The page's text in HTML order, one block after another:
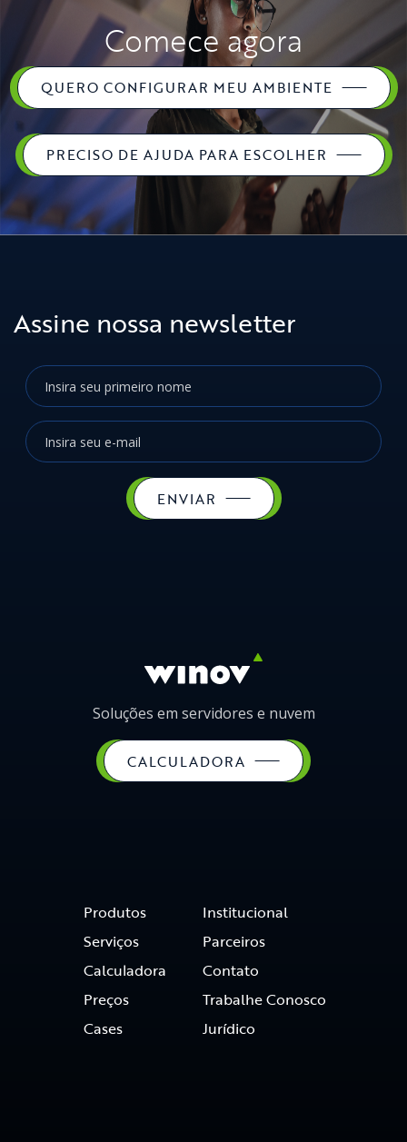
Comece agora
QUERO CONFIGURAR MEU AMBIENTE
PRECISO DE AJUDA PARA ESCOLHER
Assine nossa newsletter
ENVIAR
Soluções em servidores e nuvem
CALCULADORA
Produtos
Serviços
Calculadora
Preços
Cases
Institucional
Parceiros
Contato
Trabalhe Conosco
Jurídico